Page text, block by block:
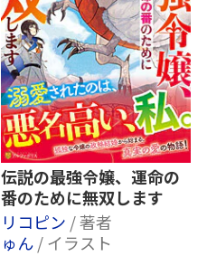
伝説の最強令嬢、運命の
番のために無双します
リコピン / 著者
ゅん/ イラスト